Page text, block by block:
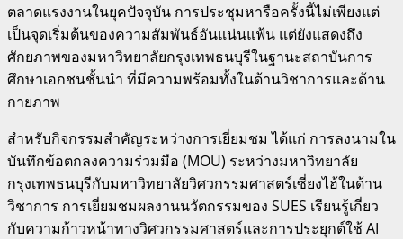
ตลาดแรงงานในยุคปัจจุบัน การประชุมหารือครั้งนี้ไม่เพียงแต่
เป็นจุดเริ่มต้นของความสัมพันธ์อันแน่นแฟ้น แต่ยังแสดงถึง
ศักยภาพของมหาวิทยาลัยกรุงเทพธนบุรีในฐานะสถาบันการ
ศึกษาเอกชนชั้นนำ ที่มีความพร้อมทั้งในด้านวิชาการและด้าน
กายภาพ
สำหรับกิจกรรมสำคัญระหว่างการเยี่ยมชม ได้แก่ การลงนามใน
บันทึกข้อตกลงความร่วมมือ (MOU) ระหว่างมหาวิทยาลัย
กรุงเทพธนบุรีกับมหาวิทยาลัยวิศวกรรมศาสตร์เซี่ยงไฮ้ในด้าน
วิชาการ การเยี่ยมชมผลงานนวัตกรรมของ SUES เรียนรู้เกี่ยว
กับความก้าวหน้าทางวิศวกรรมศาสตร์และการประยุกต์ใช้ AI